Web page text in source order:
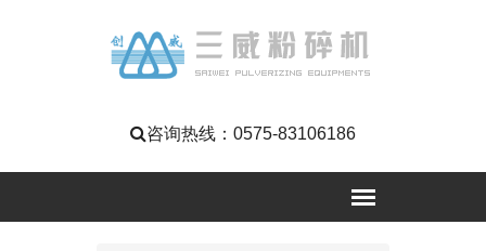
咨询热线： 0575-83106186